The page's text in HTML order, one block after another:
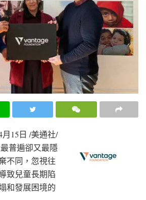
月15日 /美通社/
普遍卻又最隱
不同，忽視往
致兒童長期陷
和發展困境的